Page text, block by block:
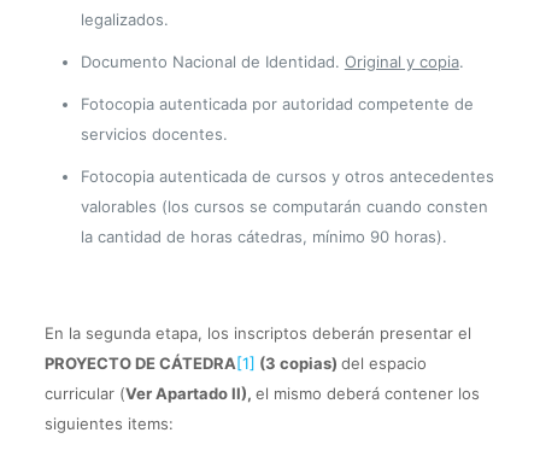
legalizados.
Documento Nacional de Identidad. Original y copia.
Fotocopia autenticada por autoridad competente de
servicios docentes.
Fotocopia autenticada de cursos y otros antecedentes
valorables (los cursos se computarán cuando consten
la cantidad de horas cátedras, mínimo 90 horas).
En la segunda etapa, los inscriptos deberán presentar el
PROYECTO DE CÁTEDRA[1] (3 copias) del espacio
curricular (Ver Apartado II), el mismo deberá contener los
siguientes items: